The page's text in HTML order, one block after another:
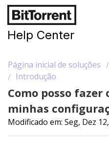
Help Center
Página inicial de soluções
Introdução
Como posso fazer
minhas
Modificado em: Seg, Dez